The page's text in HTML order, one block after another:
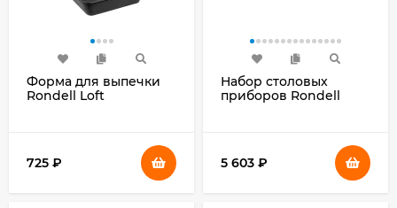
Форма для выпечки
Rondell Loft
725 ₽
Набор столовых
приборов Rondell
5 603 ₽